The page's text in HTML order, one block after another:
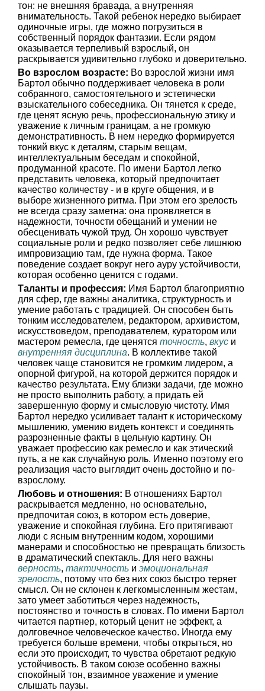
тон: не внешняя бравада, а внутренняя
внимательность. Такой ребенок нередко выбирает
одиночные игры, где можно погрузиться в
собственный порядок фантазии. Если рядом
оказывается терпеливый взрослый, он
раскрывается удивительно глубоко и доверительно.
Во взрослом возрасте: Во взрослой жизни имя
Бартол обычно поддерживает человека в роли
собранного, самостоятельного и эстетически
взыскательного собеседника. Он тянется к среде,
где ценят ясную речь, профессиональную этику и
уважение к личным границам, а не громкую
демонстративность. В нем нередко формируется
тонкий вкус к деталям, старым вещам,
интеллектуальным беседам и спокойной,
продуманной красоте. По имени Бартол легко
представить человека, который предпочитает
качество количеству - и в круге общения, и в
выборе жизненного ритма. При этом его зрелость
не всегда сразу заметна: она проявляется в
надежности, точности обещаний и умении не
обесценивать чужой труд. Он хорошо чувствует
социальные роли и редко позволяет себе лишнюю
импровизацию там, где нужна форма. Такое
поведение создает вокруг него ауру устойчивости,
которая особенно ценится с годами.
Таланты и профессия: Имя Бартол благоприятно
для сфер, где важны аналитика, структурность и
умение работать с традицией. Он способен быть
тонким исследователем, редактором, архивистом,
искусствоведом, преподавателем, куратором или
мастером ремесла, где ценятся точность, вкус и
внутренняя дисциплина. В коллективе такой
человек чаще становится не громким лидером, а
опорной фигурой, на которой держится порядок и
качество результата. Ему близки задачи, где можно
не просто выполнить работу, а придать ей
завершенную форму и смысловую чистоту. Имя
Бартол нередко усиливает талант к историческому
мышлению, умению видеть контекст и соединять
разрозненные факты в цельную картину. Он
уважает профессию как ремесло и как этический
путь, а не как случайную роль. Именно поэтому его
реализация часто выглядит очень достойно и по-
взрослому.
Любовь и отношения: В отношениях Бартол
раскрывается медленно, но основательно,
предпочитая союз, в котором есть доверие,
уважение и спокойная глубина. Его притягивают
люди с ясным внутренним кодом, хорошими
манерами и способностью не превращать близость
в драматический спектакль. Для него важны
верность, тактичность и эмоциональная
зрелость, потому что без них союз быстро теряет
смысл. Он не склонен к легкомысленным жестам,
зато умеет заботиться через надежность,
постоянство и точность в словах. По имени Бартол
читается партнер, который ценит не эффект, а
долговечное человеческое качество. Иногда ему
требуется больше времени, чтобы открыться, но
если это происходит, то чувства обретают редкую
устойчивость. В таком союзе особенно важны
спокойный тон, взаимное уважение и умение
слышать паузы.